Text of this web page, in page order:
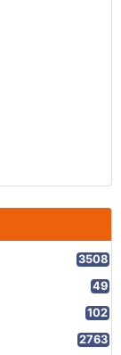
3508
49
102
2763